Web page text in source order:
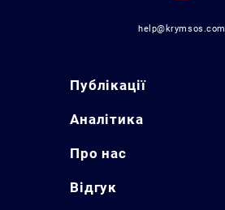
help@krymsos.com
Публікації
Аналітика
Про нас
Відгук